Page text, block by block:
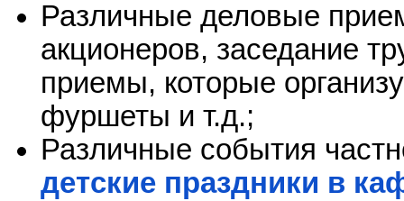
Различные деловые
акционеров, заседание
приемы, которые
фуршеты и т.д.;
Различные события
детские праздники в